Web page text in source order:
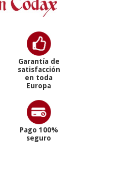
Garantía de
satisfacción
en toda
Europa
Pago 100%
seguro